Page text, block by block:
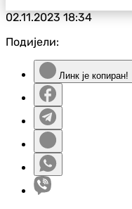
02.11.202318:34
Подијели:
Линк је копиран!